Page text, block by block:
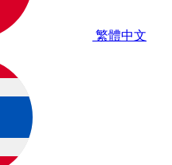
繁體中文